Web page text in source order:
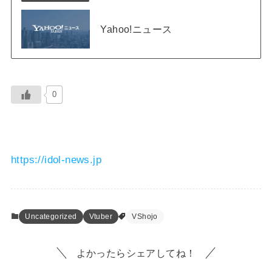
Yahoo!ニュース
0
https://idol-news.jp
Uncategorized Vtuber VShojo
よかったらシェアしてね！